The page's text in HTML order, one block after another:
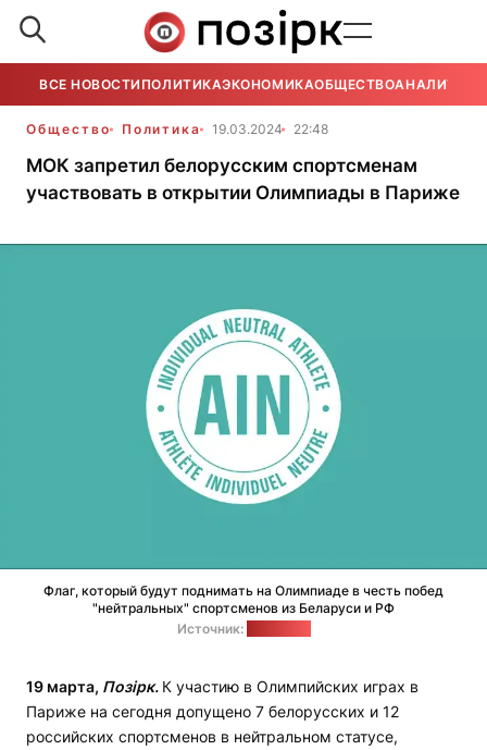
ВСЕ НОВОСТИ ПОЛИТИКАЭКОНОМИКАОБЩЕСТВОАНАЛИТИКА
Общество Политика 19.03.2024 22:48
МОК запретил белорусским спортсменам
участвовать в открытии Олимпиады в Париже
Флаг, который будут поднимать на Олимпиаде в честь побед
"нейтральных" спортсменов из Беларуси и РФ
Источник:
19 марта, Позірк. К участию в Олимпийских играх в
Париже на сегодня допущено 7 белорусских и 12
российских спортсменов в нейтральном статусе,